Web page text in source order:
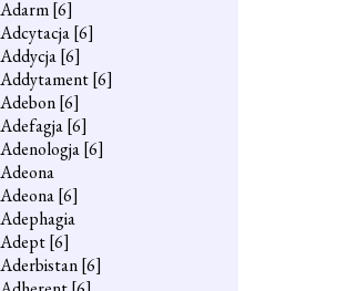
Adarm[6]
Adcytacja[6]
Addycja[6]
Addytament[6]
Adebon[6]
Adefagja[6]
Adenologja[6]
Adeona
Adeona[6]
Adephagia
Adept[6]
Aderbistan[6]